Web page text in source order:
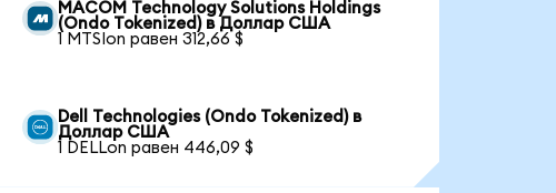
MACOM Technology Solutions Holdings
(Ondo Tokenized) в Доллар США
1 MTSIon равен 312,66 $
Dell Technologies (Ondo Tokenized) в
Доллар США
1 DELLon равен 446,09 $